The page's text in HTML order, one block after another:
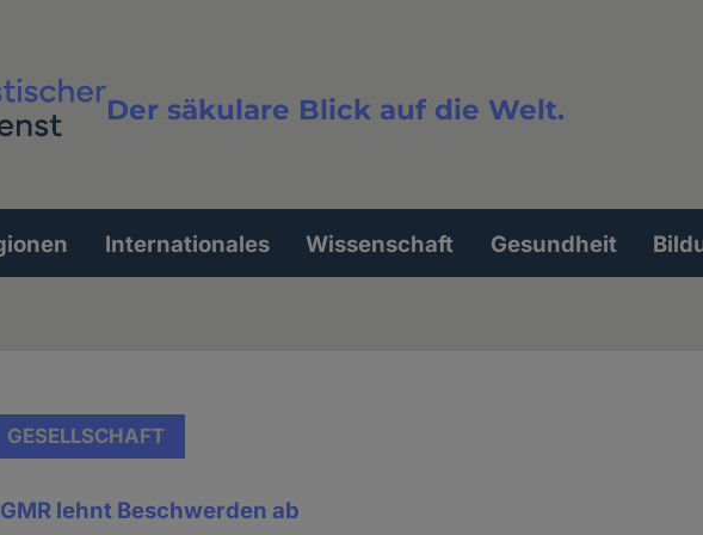
Der säkulare Blick auf die Welt.
Volltextsuche
Internationales Wissenschaft Gesundheit
GESELLSCHAFT
lehnt Beschwerden ab